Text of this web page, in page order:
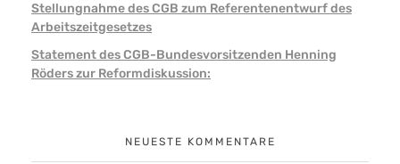
Stellungnahme des CGB zum Referentenentwurf des
Arbeitszeitgesetzes
Statement des CGB-Bundesvorsitzenden Henning
Röders zur Reformdiskussion:
NEUESTE KOMMENTARE